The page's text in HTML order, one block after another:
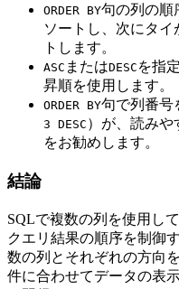
ORDER BY句の列の順
ソートし、次にタ
トします。
ASC またはDESC を指
昇順を使用します。
ORDER BY句で列番号
3 DESC ）が、読みや
をお勧めします。
結論
SQLで複数の列を使用して
クエリ結果の順序を制御
数の列とそれぞれの方向
件に合わせてデータの表